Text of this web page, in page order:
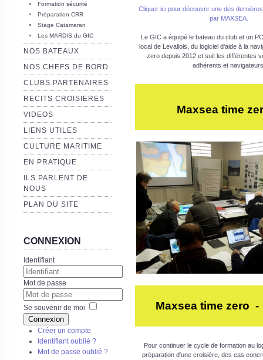
Formation sécurité
Préparation CRR
Stage Catamaran
Les MARDIS du GIC
NOS BATEAUX
NOS CHEFS DE BORD
CLUBS PARTENAIRES
RECITS CROISIERES
VIDEOS
LIENS UTILES
CULTURE MARITIME
EN PRATIQUE
ILS PARLENT DE
NOUS
PLAN DU SITE
CONNEXION
Identifiant
Mot de passe
Se souvenir de moi
Connexion
Créer un compte
Identifiant oublié ?
Mot de passe oublié ?
Cliquer ici pour découvrir une des
par MAXSEA.
Le GIC a équipé le bateau du club et un
local de Levallois, du logiciel d'aide à la
zero depuis 2012 et suit les différentes
adhérents et
Maxsea time
Maxsea time zero
Pour continuer le cycle de formation au
préparation d'une croisière, des cas